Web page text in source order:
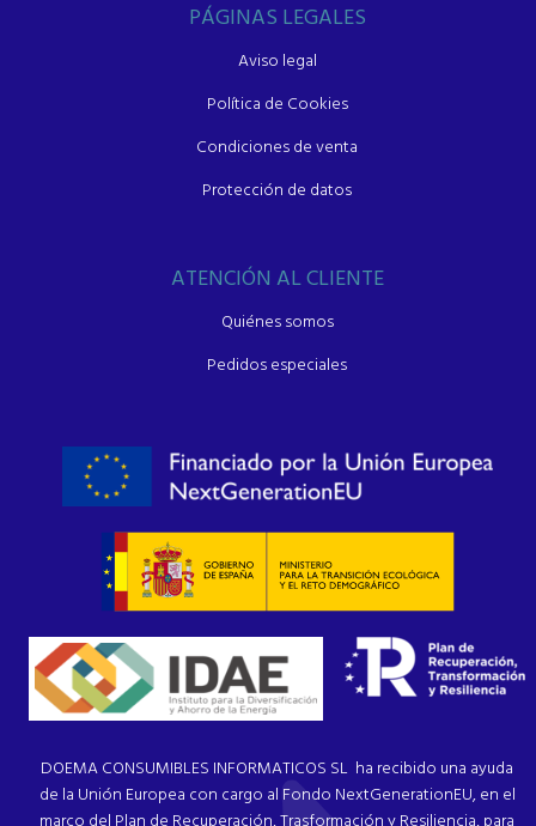
PÁGINAS LEGALES
Aviso legal
Política de Cookies
Condiciones de venta
Protección de datos
ATENCIÓN AL CLIENTE
Quiénes somos
Pedidos especiales
DOEMA CONSUMIBLES INFORMATICOS SL ha recibido una ayuda
de la Unión Europea con cargo al Fondo NextGenerationEU, en el